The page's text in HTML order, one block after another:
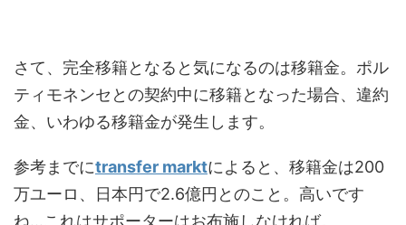
さて、完全移籍となると気になるのは移籍金。ポル
ティモネンセとの契約中に移籍となった場合、違約
金、いわゆる移籍金が発生します。
参考までにtransfer marktによると、移籍金は200
万ユーロ、日本円で2.6億円とのこと。高いです
ね…これはサポーターはお布施しなければ。